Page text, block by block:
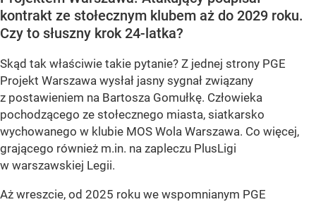
kontrakt ze stołecznym klubem aż do 2029 roku.
Czy to słuszny krok 24-latka?
Skąd tak właściwie takie pytanie? Z jednej strony PGE
Projekt Warszawa wysłał jasny sygnał związany
z postawieniem na Bartosza Gomułkę. Człowieka
pochodzącego ze stołecznego miasta, siatkarsko
wychowanego w klubie MOS Wola Warszawa. Co więcej,
grającego również m.in. na zapleczu PlusLigi
w warszawskiej Legii.
Aż wreszcie, od 2025 roku we wspomnianym PGE